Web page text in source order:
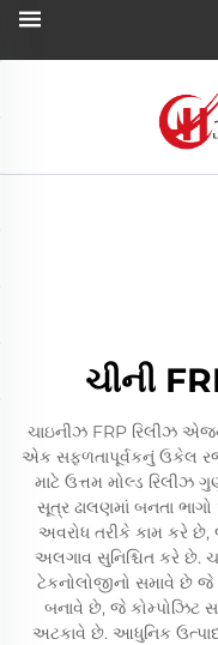
ચીની
ચાઇનીઝ FRP રિલીઝ
એક સફળતાપૂર્વકનું ઉકેલ
માટે ઉત્તમ મોલ્ડ રિલીઝ
સૂત્ર ઢાલણમાં બનતા
અવરોધ તરીકે કામ કરે છે,
અલગાવ સુનિશ્ચિત કરે છે.
ટેકનોલોજીનો સમાવે છે જે
બનાવે છે, જે કોમ્પોઝિટ
અટકાવે છે. આધુનિક